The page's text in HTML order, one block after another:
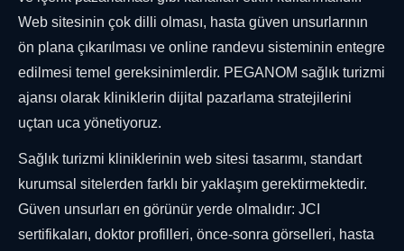
Web sitesinin çok dilli olması, hasta güven unsurlarının
ön plana çıkarılması ve online randevu sisteminin entegre
edilmesi temel gereksinimlerdir. PEGANOM sağlık turizmi
ajansı olarak kliniklerin dijital pazarlama stratejilerini
uçtan uca yönetiyoruz.
Sağlık turizmi kliniklerinin web sitesi tasarımı, standart
kurumsal sitelerden farklı bir yaklaşım gerektirmektedir.
Güven unsurları en görünür yerde olmalıdır: JCI
sertifikaları, doktor profilleri, önce-sonra görselleri, hasta